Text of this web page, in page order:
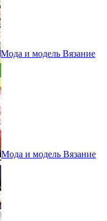
Мода и модель Вязание
Мода и модель Вязание